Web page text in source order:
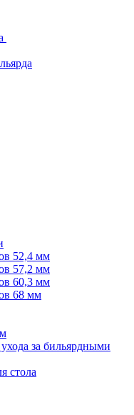
52,4 мм
57,2 мм
60,3 мм
68 мм
за бильярдными
стола